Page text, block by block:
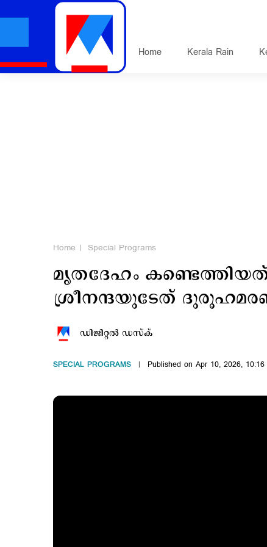
Home Kerala Rain
Home Special Programs
മൃതദേഹം കണ്ടെത്തിയത്
ശ്രീനന്ദയുടേത്
ഡിജിറ്റല്‍ ഡസ്ക്
SPECIAL PROGRAMS Published on Apr 10, 2026,